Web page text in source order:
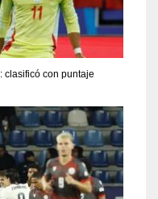
clasificó con puntaje